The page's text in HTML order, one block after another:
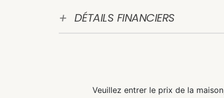
DÉTAILS FINANCIERS
Veuillez entrer le prix de la